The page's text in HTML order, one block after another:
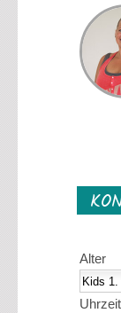
Alter
Uhrzeit